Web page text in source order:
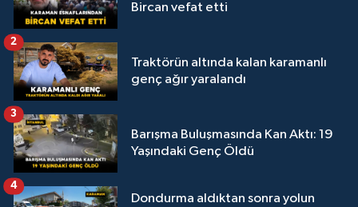
Bircan vefat etti
Traktörün altında kalan karamanlı
genç ağır yaralandı
2
Barışma Buluşmasında Kan Aktı: 19
Yaşındaki Genç Öldü
3
Dondurma aldıktan sonra yolun
4